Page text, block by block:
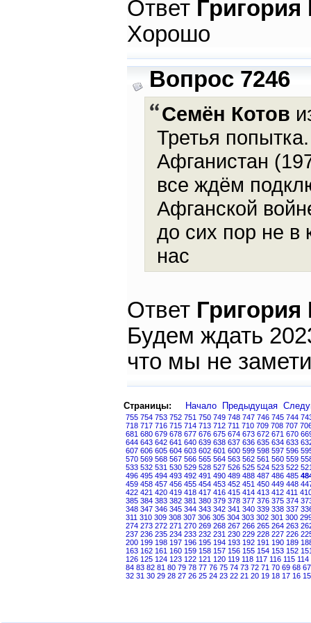
Ответ
Хорошо
Вопрос 7246
Семён Котов
Третья
Афганистан
все ждём
Афганской
до сих пор не в
нас
Ответ
Будем ждать
что мы не
Страницы: Начало Предыдущая
755 754 753 752 751 750 749 748 747 746 745 744
718 717 716 715 714 713 712 711 710 709 708 707
681 680 679 678 677 676 675 674 673 672 671 670
644 643 642 641 640 639 638 637 636 635 634 633
607 606 605 604 603 602 601 600 599 598 597 596
570 569 568 567 566 565 564 563 562 561 560 559
533 532 531 530 529 528 527 526 525 524 523 522
496 495 494 493 492 491 490 489 488 487 486 485
459 458 457 456 455 454 453 452 451 450 449 448
422 421 420 419 418 417 416 415 414 413 412 411
385 384 383 382 381 380 379 378 377 376 375 374
348 347 346 345 344 343 342 341 340 339 338 337
311 310 309 308 307 306 305 304 303 302 301 300
274 273 272 271 270 269 268 267 266 265 264 263
237 236 235 234 233 232 231 230 229 228 227 226
200 199 198 197 196 195 194 193 192 191 190 189
163 162 161 160 159 158 157 156 155 154 153 152
126 125 124 123 122 121 120 119 118 117 116 115 114
84 83 82 81 80 79 78 77 76 75 74 73 72 71 70 69 68 67
32 31 30 29 28 27 26 25 24 23 22 21 20 19 18 17 16 15